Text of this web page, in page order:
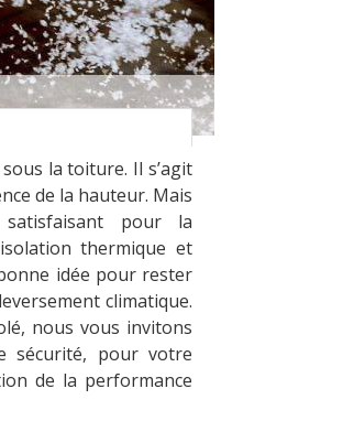
la toiture. Il s’agit
de la hauteur. Mais
pour la
thermique et
idée pour rester
climatique.
nous vous invitons
pour votre
de la performance